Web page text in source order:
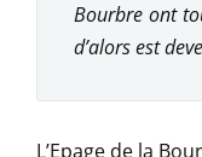
Bourbre ont
d’alors est
L’Epage de la